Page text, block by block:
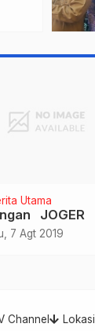
Utama
JOGER
7 Agt 2019
Channel Lokasi